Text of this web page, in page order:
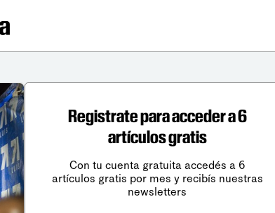
Registrate para acceder a 6
artículos gratis
Con tu cuenta gratuita accedés a 6
artículos gratis por mes y recibís nuestras
newsletters